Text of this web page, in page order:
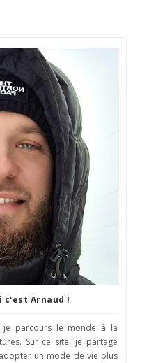
c'est Arnaud !
je parcours le monde à la
Sur ce site, je partage
un mode de vie plus